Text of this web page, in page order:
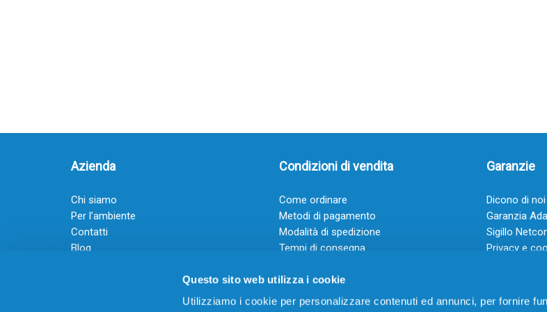
Questo sito web utilizza i cookie
Utilizziamo i cookie per personalizzare contenuti ed annunci, per fornire
Azienda
Chi siamo
Per l’ambiente
Contatti
Blog
Guadagna con il Dropship
Condizioni di vendita
Come ordinare
Metodi di pagamento
Modalità di spedizione
Tempi di consegna
Garanzie
Dicono di noi
Garanzia
Sigillo
Privacy e